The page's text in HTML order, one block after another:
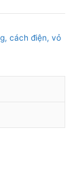
cách điện, vỏ